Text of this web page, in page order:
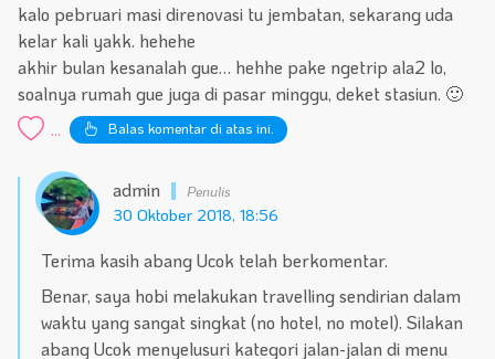
kalo pebruari masi direnovasi tu jembatan, sekarang uda
kelar kali yakk. hehehe
akhir bulan kesanalah gue… hehhe pake ngetrip ala2 lo,
soalnya rumah gue juga di pasar minggu, deket stasiun. 🙂
... Balas komentar di atas ini.
admin
30 Oktober 2018, 18:56
Terima kasih abang Ucok telah berkomentar.
Benar, saya hobi melakukan travelling sendirian dalam
waktu yang sangat singkat (no hotel, no motel). Silakan
abang Ucok menyelusuri kategori jalan-jalan di menu